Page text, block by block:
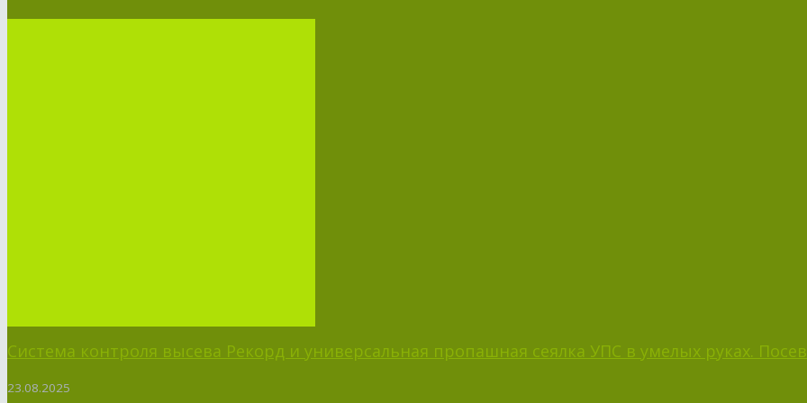
Система контроля высева Рекорд и универсальная пропашная сеялка УПС в умелых руках. Посев
23.08.2025